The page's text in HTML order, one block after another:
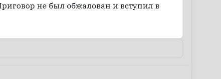
не был обжалован и вступил в